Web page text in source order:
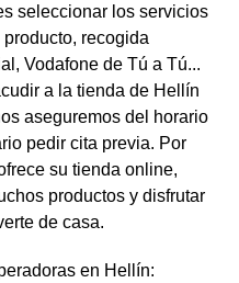
seleccionar los servicios
recogida
Vodafone de Tú a Tú...
a la tienda de Hellín
aseguremos del horario
pedir cita previa. Por
su tienda online,
productos y disfrutar
de casa.
en Hellín: